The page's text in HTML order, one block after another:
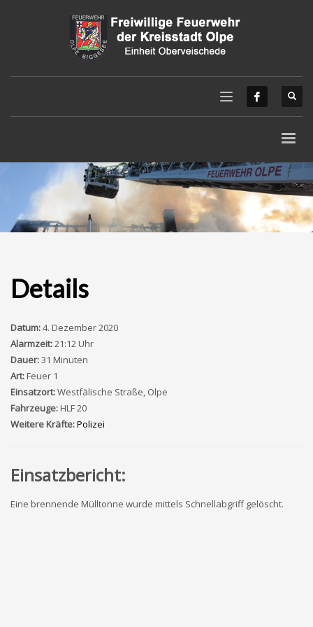
Details
Datum:4. Dezember 2020
Alarmzeit:21:12 Uhr
Dauer:31 Minuten
Art:Feuer 1
Einsatzort:Westfälische Straße, Olpe
Fahrzeuge:HLF 20
Weitere Kräfte:Polizei
Einsatzbericht:
Eine brennende Mülltonne wurde mittels Schnellabgriff gelöscht.